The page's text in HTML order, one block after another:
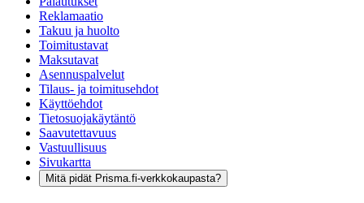
Reklamaatio
Takuu ja huolto
Toimitustavat
Maksutavat
Asennuspalvelut
Tilaus- ja toimitusehdot
Käyttöehdot
Tietosuojakäytäntö
Saavutettavuus
Vastuullisuus
Sivukartta
Mitä pidät Prisma.fi-verkkokaupasta?